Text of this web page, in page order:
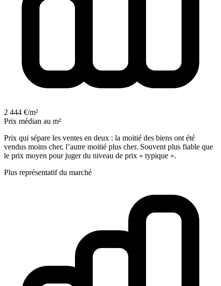
2 444 €/m²
Prix médian au m²
Prix qui sépare les ventes en deux : la moitié des biens ont été
vendus moins cher, l’autre moitié plus cher. Souvent plus fiable que
le prix moyen pour juger du niveau de prix « typique ».
Plus représentatif du marché